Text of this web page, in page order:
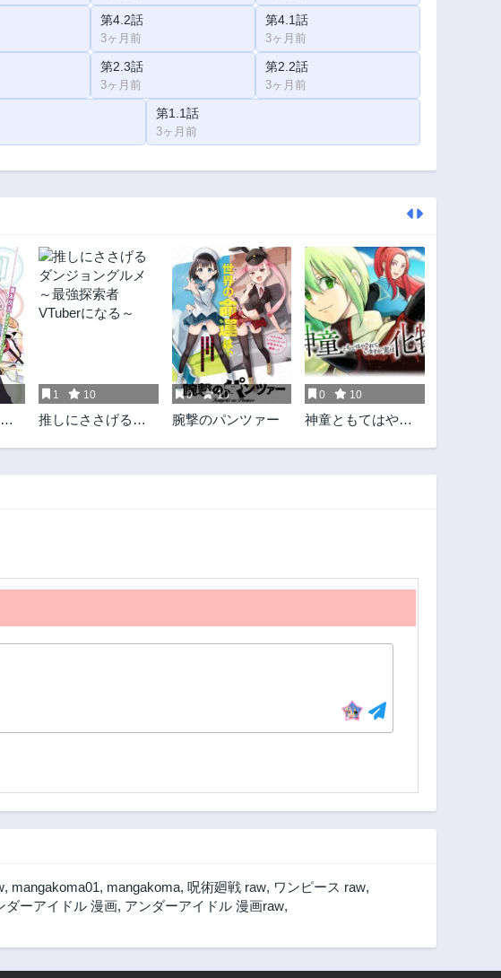
第4.2話
3ヶ月前
第4.1話
3ヶ月前
第2.3話
3ヶ月前
第2.2話
3ヶ月前
第1.1話
3ヶ月前
1 10
推しにささげるダ
になる～
0 10
腕撃のパンツァー
0 10
神童ともてはやさ
, mangakoma01, mangakoma, 呪術廻戦 raw, ワンピース raw,
ダーアイドル 漫画, アンダーアイドル 漫画raw,